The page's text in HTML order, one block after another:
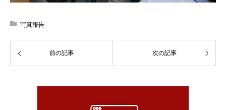
写真報告
前の記事 次の記事